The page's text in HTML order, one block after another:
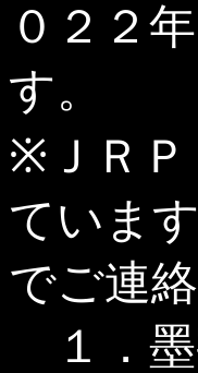
０２２
す。
※ＪＲＰ
ていま
でご連
１．